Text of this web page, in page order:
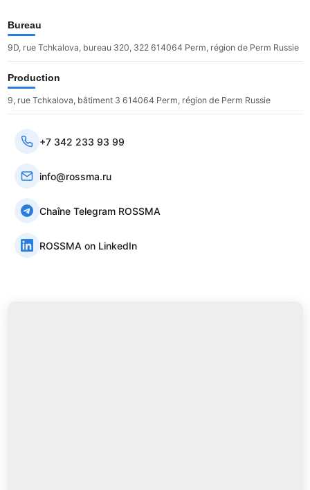
Bureau
9D, rue Tchkalova, bureau 320, 322 614064 Perm, région de Perm Russie
Production
9, rue Tchkalova, bâtiment 3 614064 Perm, région de Perm Russie
+7 342 233 93 99
info@rossma.ru
Chaîne Telegram ROSSMA
ROSSMA on LinkedIn